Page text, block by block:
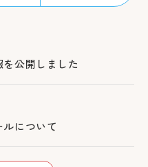
公開しました
について